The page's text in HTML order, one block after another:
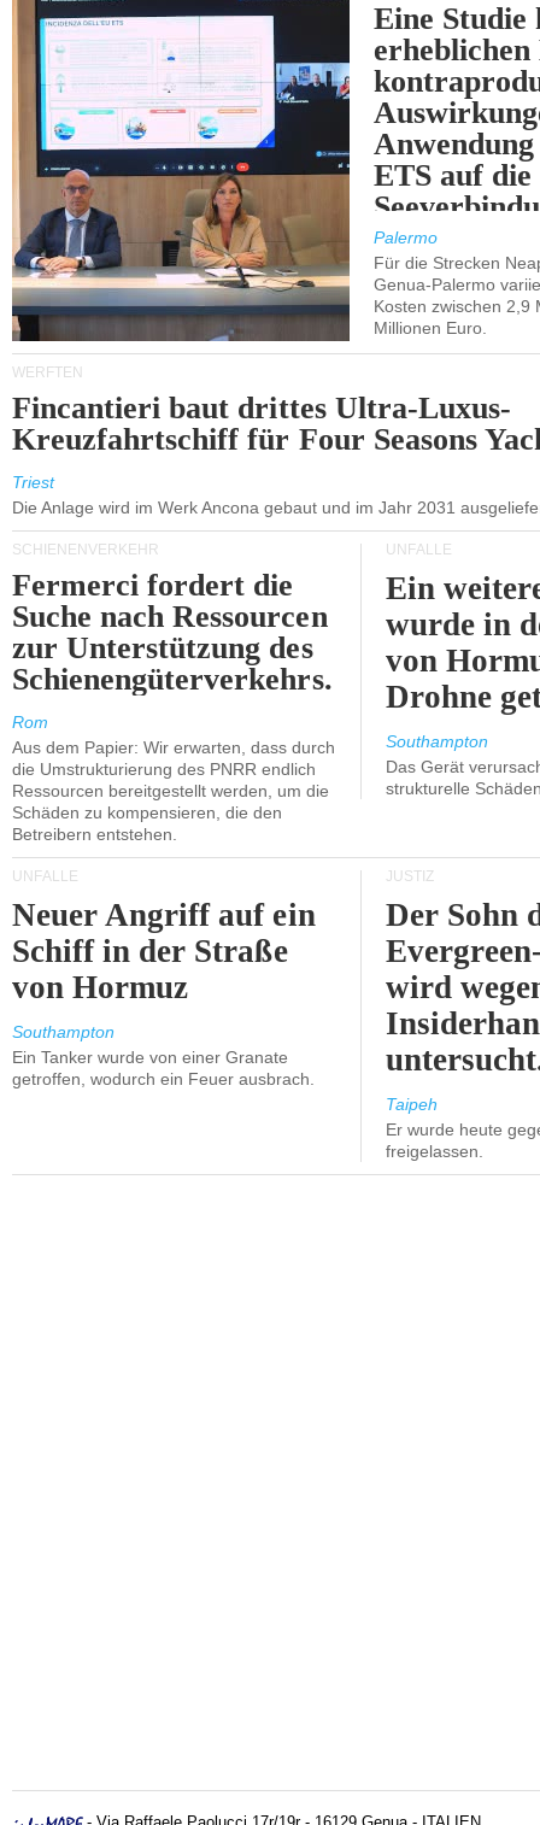
Eine Studie
ETS auf die
Palermo
Für die Strecken
Genua-Palermo
Kosten zwischen 2,9
Millionen Euro.
WERFTEN
Fincantieri baut drittes Ultra-Luxus-
Kreuzfahrtschiff für Four Seasons
Triest
Die Anlage wird im Werk Ancona gebaut und im Jahr 2031
SCHIENENVERKEHR
Fermerci fordert die
Suche nach Ressourcen
zur Unterstützung des
Schienengüterverkehrs.
Rom
Aus dem Papier: Wir erwarten, dass durch
die Umstrukturierung des PNRR endlich
Ressourcen bereitgestellt werden, um die
Schäden zu kompensieren, die den
Betreibern entstehen.
UNFÄLLE
Ein
wurde in
von
Drohne
Southampton
Das Gerät
strukturelle
UNFÄLLE
Neuer Angriff auf ein
Schiff in der Straße
von Hormuz
Southampton
Ein Tanker wurde von einer Granate
getroffen, wodurch ein Feuer ausbrach.
JUSTIZ
Der Sohn
wird
Taipeh
Er wurde heute
freigelassen.